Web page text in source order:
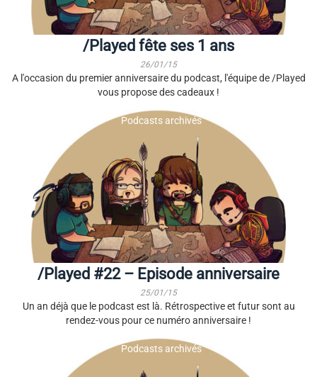
/Played fête ses 1 ans
26/01/15
A l'occasion du premier anniversaire du podcast, l'équipe de /Played
vous propose des cadeaux !
Podcasts archivés
/Played #22 – Episode anniversaire
25/01/15
Un an déjà que le podcast est là. Rétrospective et futur sont au
rendez-vous pour ce numéro anniversaire !
Podcasts archivés